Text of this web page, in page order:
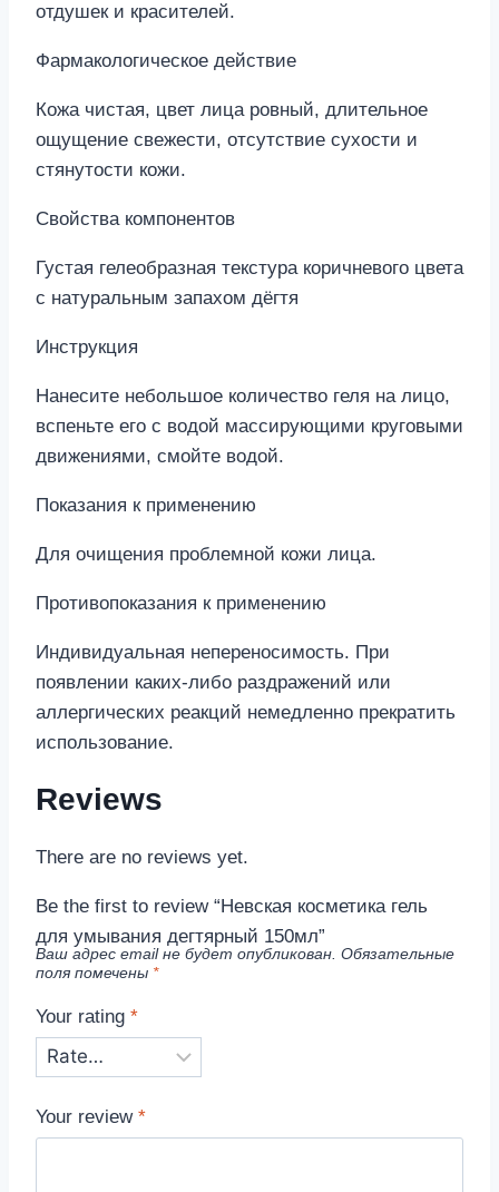
отдушек и красителей.
Фармакологическое действие
Кожа чистая, цвет лица ровный, длительное
ощущение свежести, отсутствие сухости и
стянутости кожи.
Свойства компонентов
Густая гелеобразная текстура коричневого цвета
с натуральным запахом дёгтя
Инструкция
Нанесите небольшое количество геля на лицо,
вспеньте его с водой массирующими круговыми
движениями, смойте водой.
Показания к применению
Для очищения проблемной кожи лица.
Противопоказания к применению
Индивидуальная непереносимость. При
появлении каких-либо раздражений или
аллергических реакций немедленно прекратить
использование.
Reviews
There are no reviews yet.
Be the first to review “Невская косметика гель
для умывания дегтярный 150мл”
Ваш адрес email не будет опубликован. Обязательные
поля помечены *
Your rating *
Your review *